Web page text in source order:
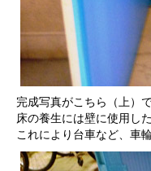
完成写真がこちら（上）で
床の養生には壁に使用し
これにより台車など、車